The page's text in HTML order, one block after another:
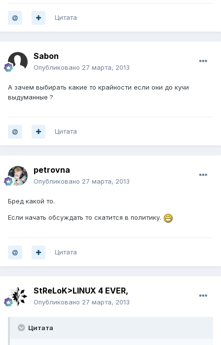
Цитата
Sabon
Опубликовано 27 марта, 2013
А зачем выбирать какие то крайности если они до кучи
выдуманные ?
Цитата
petrovna
Опубликовано 27 марта, 2013
Бред какой то.
Если начать обсуждать то скатится в политику.
Цитата
StReLoK>LINUX 4 EVER,
Опубликовано 27 марта, 2013
Цитата